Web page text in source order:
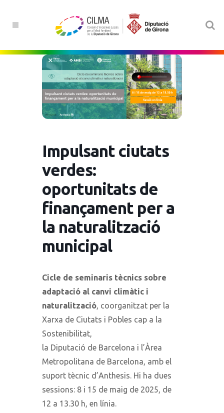
Impulsant ciutats
verdes:
oportunitats de
finançament per a
la naturalització
municipal
Cicle de seminaris tècnics sobre
adaptació al canvi climàtic i
naturalització, coorganitzat per la
Xarxa de Ciutats i Pobles cap a la
Sostenibilitat,
la Diputació de Barcelona i l’Àrea
Metropolitana de Barcelona, amb el
suport tècnic d’Anthesis. Hi ha dues
sessions: 8 i 15 de maig de 2025, de
12 a 13.30 h, en línia.